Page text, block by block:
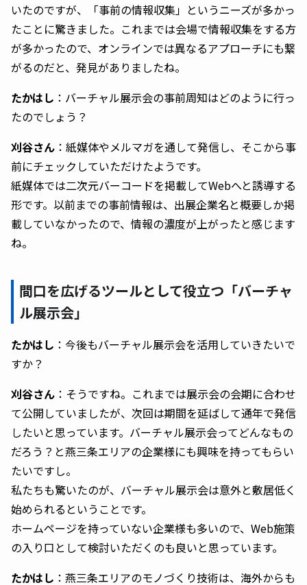
いたのですが、「事前の情報収集」というニーズが多かっ
たことに驚きました。これまでは会場で情報収集をする方
が多かったので、オンラインでは異なるアプローチにも繋
がるのだと、発見がありましたね。
たかはし ：バーチャル展示会の事前周知はどのように行っ
たのでしょう？
刈谷さん ：紙媒体やメルマガを通して発信し、そこから事
前にチェックしていただけたようです。
紙媒体では二次元バーコードを掲載してWebへと誘導する
形です。以前までの事前情報は、出展企業名と概要しか掲
載していなかったので、情報の濃度が上がったと感じます
ね。
間口を広げるツールとして役立つ「バーチャ
ル展示会」
たかはし ：今後もバーチャル展示会を活用していきたいで
すか？
刈谷さん ：そうですね。これまでは展示会の会期に合わせ
て公開していましたが、次回は期間を延ばして通年で発信
したいと思っています。バーチャル展示会ってどんなもの
だろう？と燕三条エリアの企業様にも興味を持ってもらい
たいですし。
私たちも驚いたのが、バーチャル展示会は意外と敷居低く
始められるということです。
ホームページを持っていない企業様も多いので、Web施策
の入り口として検討いただくのも良いと思っています。
たかはし ：燕三条エリアのモノづくり技術は、海外からも